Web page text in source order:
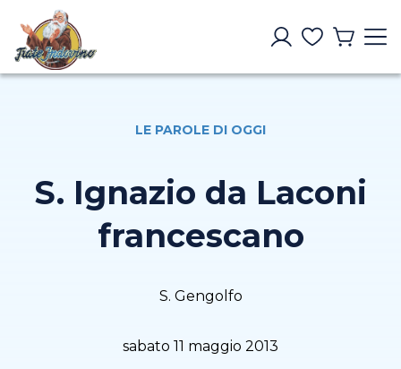
LE PAROLE DI OGGI
S. Ignazio da Laconi
francescano
S. Gengolfo
sabato 11 maggio 2013